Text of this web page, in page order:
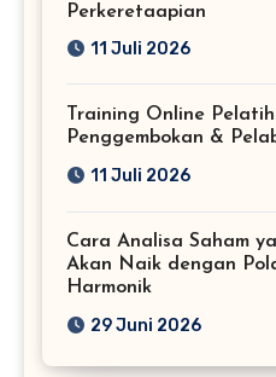
Perkeretaapian
11 Juli 2026
Training Online
Penggembokan &
11 Juli 2026
Cara Analisa Saham
Akan Naik dengan
Harmonik
29 Juni 2026